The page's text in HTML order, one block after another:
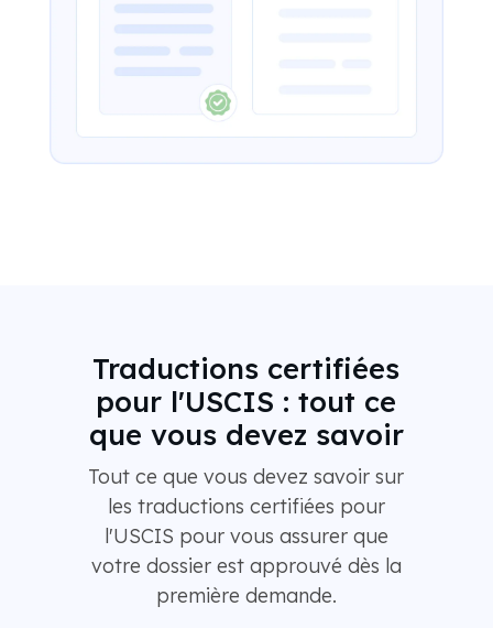
Traductions certifiées
pour l'USCIS : tout ce
que vous devez savoir
Tout ce que vous devez savoir sur
les traductions certifiées pour
l'USCIS pour vous assurer que
votre dossier est approuvé dès la
première demande.